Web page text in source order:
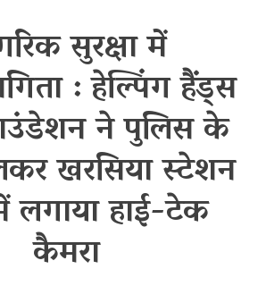
सुरक्षा में
: हेल्पिंग हैंड्स
ने पुलिस के
खरसिया स्टेशन
हाई-टेक
कैमरा